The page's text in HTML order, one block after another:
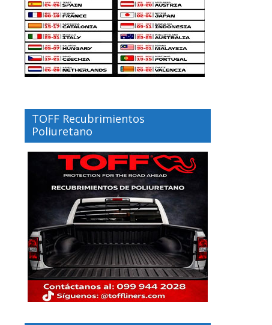
TOFF Recubrimientos
Poliuretano